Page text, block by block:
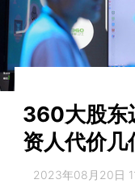
360大股东
资人代价几
2023年08月20日